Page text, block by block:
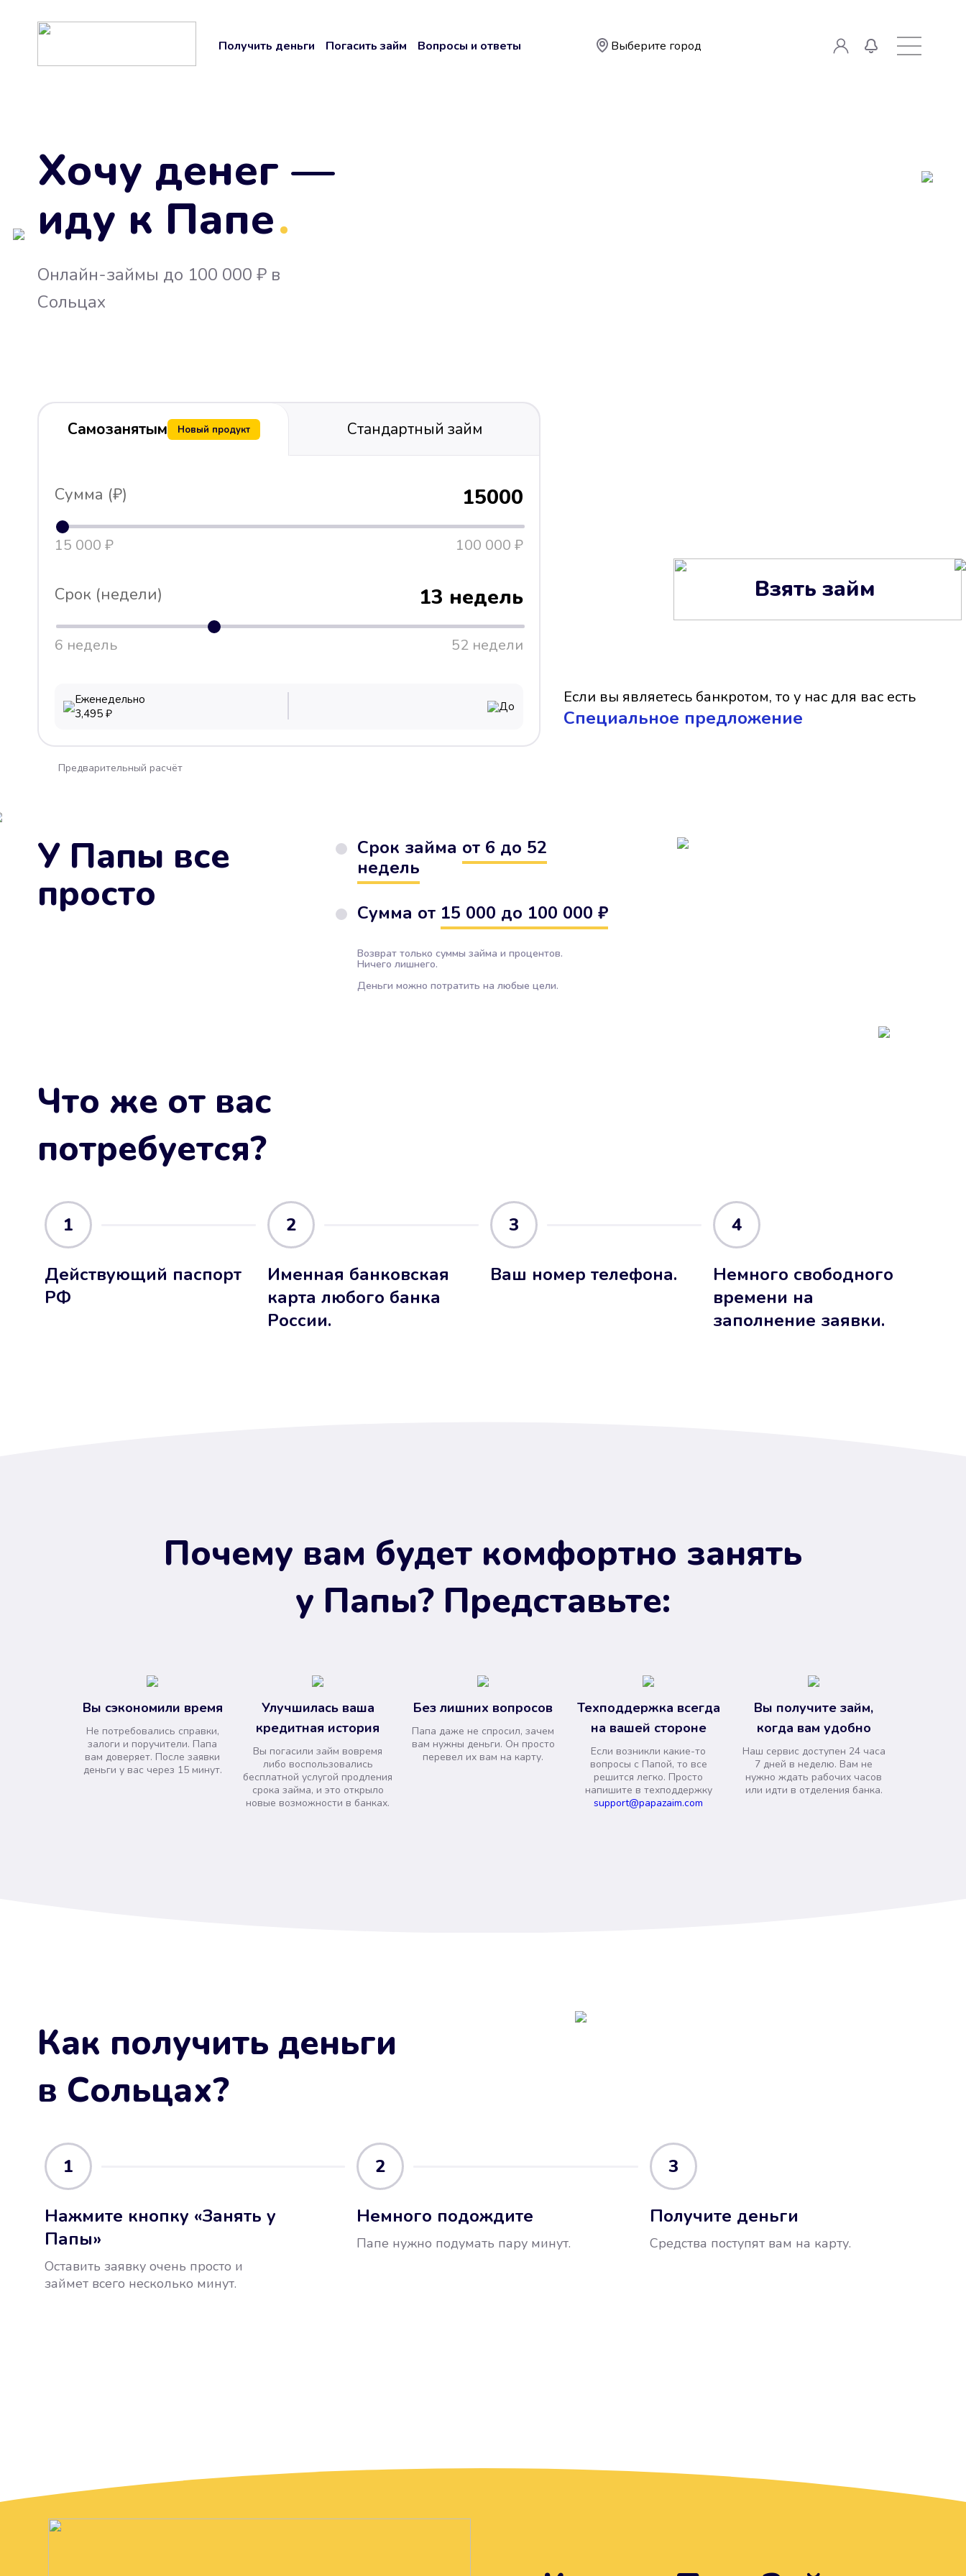
Получить деньги Погасить займ Вопросы и ответы Выберите город
Хочу денег —
иду к Папе
.
Онлайн-займы до 100 000 ₽ в
Сольцах
Самозанятым Новый продукт Стандартный займ
Сумма (₽) 15000
15 000 ₽ 100 000 ₽
Срок (недели) 13 недель
6 недель 52 недели
Еженедельно
3,495 ₽ До
Взять займ
Если вы являетесь банкротом, то у нас для вас есть
Cпециальное предложение
Предварительный расчёт
У Папы все
просто
Срок займа от 6 до 52
недель
Сумма от 15 000 до 100 000 ₽
Возврат только суммы займа и процентов.
Ничего лишнего.
Деньги можно потратить на любые цели.
Что же от вас
потребуется?
1
Действующий паспорт
РФ
2
Именная банковская
карта любого банка
России.
3
Ваш номер телефона.
4
Немного свободного
времени на
заполнение заявки.
Почему вам будет комфортно занять
у Папы? Представьте:
Вы сэкономили время
Не потребовались справки,
залоги и поручители. Папа
вам доверяет. После заявки
деньги у вас через 15 минут.
Улучшилась ваша
кредитная история
Вы погасили займ вовремя
либо воспользовались
бесплатной услугой продления
срока займа, и это открыло
новые возможности в банках.
Без лишних вопросов
Папа даже не спросил, зачем
вам нужны деньги. Он просто
перевел их вам на карту.
Техподдержка всегда
на вашей стороне
Если возникли какие-то
вопросы с Папой, то все
решится легко. Просто
напишите в техподдержку
support@papazaim.com
Вы получите займ,
когда вам удобно
Наш сервис доступен 24 часа
7 дней в неделю. Вам не
нужно ждать рабочих часов
или идти в отделения банка.
Как получить деньги
в Сольцах?
1
Нажмите кнопку «Занять у
Папы»
Оставить заявку очень просто и
займет всего несколько минут.
2
Немного подождите
Папе нужно подумать пару минут.
3
Получите деньги
Средства поступят вам на карту.